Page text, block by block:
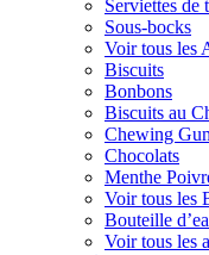
Serviettes de
Sous-bocks
Voir tous les
Biscuits
Bonbons
Biscuits au
Chewing
Chocolats
Menthe
Voir tous les
Bouteille
Voir tous les